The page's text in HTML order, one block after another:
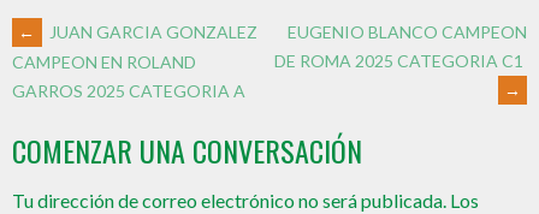
←
JUAN GARCIA GONZALEZ
CAMPEON EN ROLAND
GARROS 2025 CATEGORIA A
EUGENIO BLANCO CAMPEON
DE ROMA 2025 CATEGORIA C1
→
COMENZAR UNA CONVERSACIÓN
Tu dirección de correo electrónico no será publicada. Los